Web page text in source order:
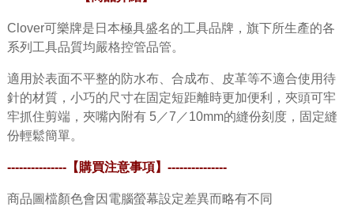
Clover可樂牌是日本極具盛名的工具品牌，旗下所生產的各
系列工具品質均嚴格控管品管。
適用於表面不平整的防水布、合成布、皮革等不適合使用待
針的材質，小巧的尺寸在固定短距離時更加便利，夾頭可牢
牢抓住剪端，夾嘴內附有 5／7／10mm的縫份刻度，固定縫
份輕鬆簡單。
---------------【購買注意事項】 ---------------
商品圖檔顏色會因電腦螢幕設定差異而略有不同